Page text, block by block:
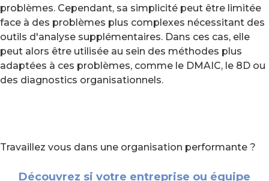
problèmes. Cependant, sa simplicité peut être limitée
face à des problèmes plus complexes nécessitant des
outils d'analyse supplémentaires. Dans ces cas, elle
peut alors être utilisée au sein des méthodes plus
adaptées à ces problèmes, comme le DMAIC, le 8D ou
des diagnostics organisationnels.
Travaillez vous dans une organisation performante ?
Découvrez si votre entreprise ou équipe